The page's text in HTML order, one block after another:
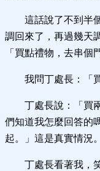
這話說了不到半
調回來了，再過幾天
「買點禮物，去串個
我問丁處長：「
丁處長說：「買
們知道我怎麼回答的
起。」這是真實情況。
丁處長看著我，